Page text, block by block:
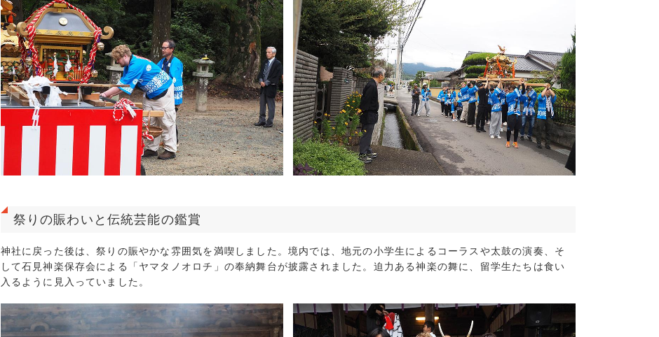
祭りの賑わいと伝統芸能の鑑賞
神社に戻った後は、祭りの賑やかな雰囲気を満喫しました。境内では、地元の小学生によるコーラスや太鼓の演奏、そ
して石見神楽保存会による「ヤマタノオロチ」の奉納舞台が披露されました。迫力ある神楽の舞に、留学生たちは食い
入るように見入っていました。